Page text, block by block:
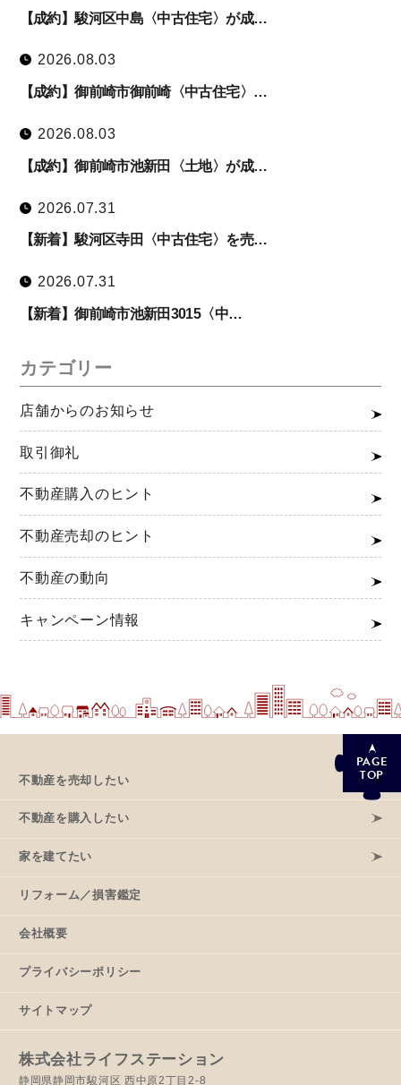
【成約】駿河区中島〈中古住宅〉が成…
2026.08.03
【成約】御前崎市御前崎〈中古住宅〉…
2026.08.03
【成約】御前崎市池新田〈土地〉が成…
2026.07.31
【新着】駿河区寺田〈中古住宅〉を売…
2026.07.31
【新着】御前崎市池新田3015〈中…
カテゴリー
店舗からのお知らせ
取引御礼
不動産購入のヒント
不動産売却のヒント
不動産の動向
キャンペーン情報
PAGE
TOP
不動産を売却したい
不動産を購入したい
家を建てたい
リフォーム／損害鑑定
会社概要
プライバシーポリシー
サイトマップ
株式会社ライフステーション
静岡県静岡市駿河区 西中原2丁目2-8